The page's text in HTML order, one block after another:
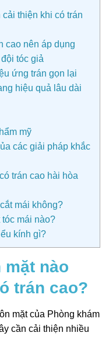
thiện khi có trán
cao nên áp dụng
tóc giả
ứng trán gọn lại
hiệu quả lâu dài
mỹ
các giải pháp khắc
trán cao hài hòa
mái không?
mái nào?
kính gì?
nào
trán cao?
mặt của Phòng khám
cần cải thiện nhiều